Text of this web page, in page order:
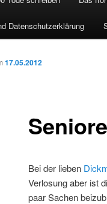
Datenschutzerklärung
17.05.2012
Bei der lieben
Verlosung aber ist
paar Sachen